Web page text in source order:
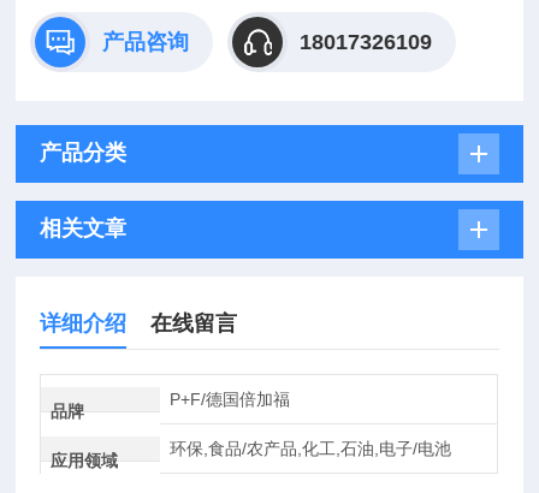
产品咨询 18017326109
产品分类
相关文章
详细介绍 在线留言
品牌
P+F/德国倍加福
应用领域
环保,食品/农产品,化工,石油,电子/电池